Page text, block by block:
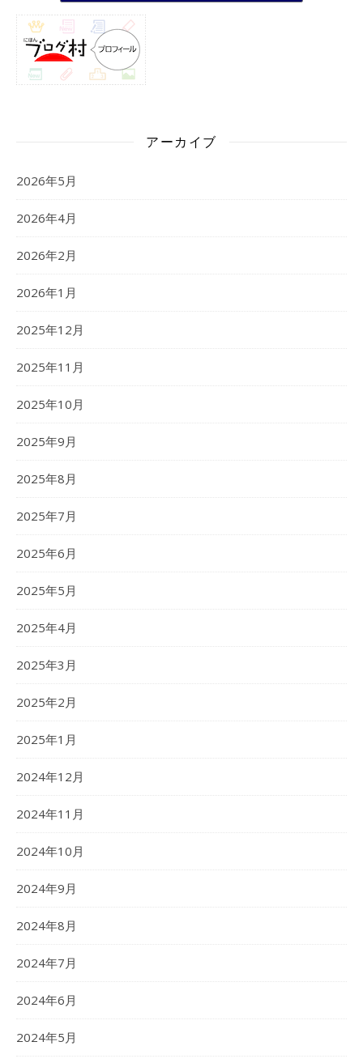
アーカイブ
2026年5月
2026年4月
2026年2月
2026年1月
2025年12月
2025年11月
2025年10月
2025年9月
2025年8月
2025年7月
2025年6月
2025年5月
2025年4月
2025年3月
2025年2月
2025年1月
2024年12月
2024年11月
2024年10月
2024年9月
2024年8月
2024年7月
2024年6月
2024年5月